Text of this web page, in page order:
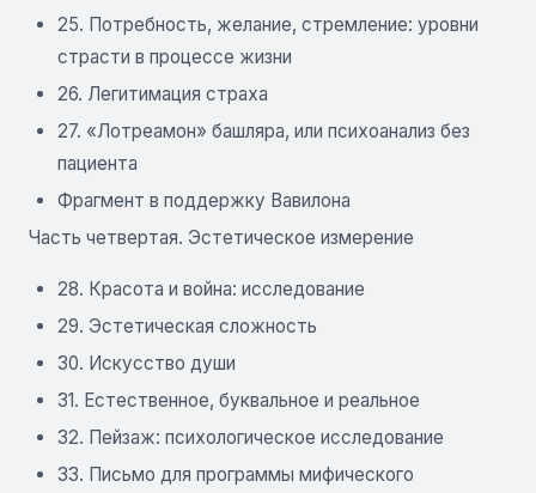
25. Потребность, желание, стремление: уровни
страсти в процессе жизни
26. Легитимация страха
27. «Лотреамон» башляра, или психоанализ без
пациента
Фрагмент в поддержку Вавилона
Часть четвертая. Эстетическое измерение
28. Красота и война: исследование
29. Эстетическая сложность
30. Искусство души
31. Естественное, буквальное и реальное
32. Пейзаж: психологическое исследование
33. Письмо для программы мифического